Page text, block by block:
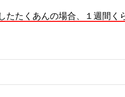
たたくあんの場合、１週間く